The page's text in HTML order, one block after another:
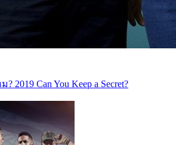
Can You Keep a Secret?